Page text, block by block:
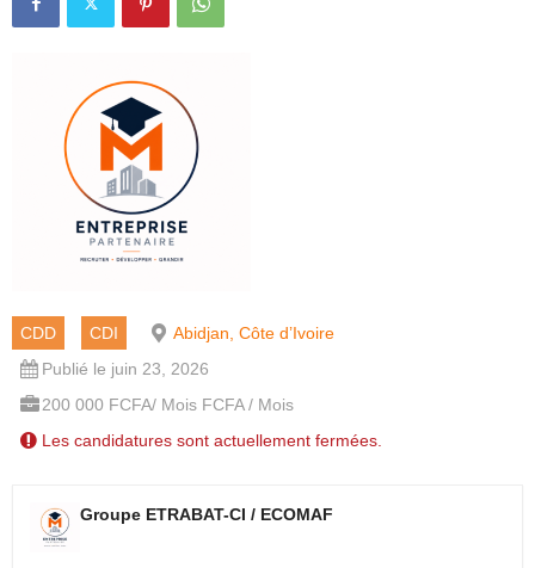
CDD CDI
Abidjan, Côte d’Ivoire
Publié le juin 23, 2026
200 000 FCFA/ Mois FCFA / Mois
Les candidatures sont actuellement fermées.
Groupe ETRABAT-CI / ECOMAF